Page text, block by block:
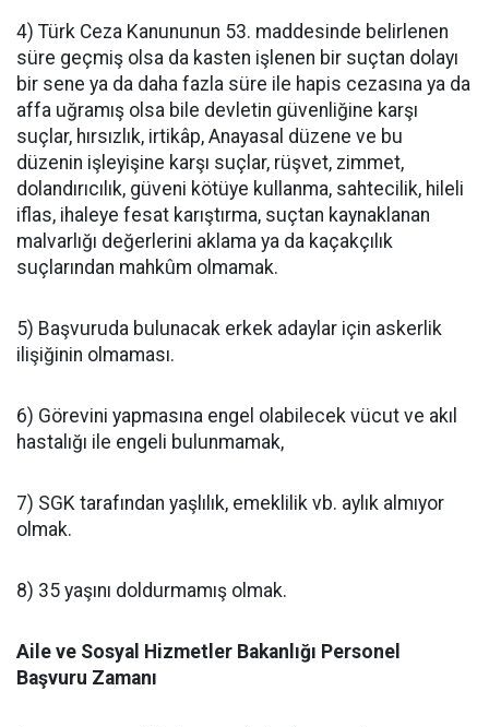
4) Türk Ceza Kanununun 53. maddesinde belirlenen
süre geçmiş olsa da kasten işlenen bir suçtan dolayı
bir sene ya da daha fazla süre ile hapis cezasına ya da
affa uğramış olsa bile devletin güvenliğine karşı
suçlar, hırsızlık, irtikâp, Anayasal düzene ve bu
düzenin işleyişine karşı suçlar, rüşvet, zimmet,
dolandırıcılık, güveni kötüye kullanma, sahtecilik, hileli
iflas, ihaleye fesat karıştırma, suçtan kaynaklanan
malvarlığı değerlerini aklama ya da kaçakçılık
suçlarından mahkûm olmamak.
5) Başvuruda bulunacak erkek adaylar için askerlik
ilişiğinin olmaması.
6) Görevini yapmasına engel olabilecek vücut ve akıl
hastalığı ile engeli bulunmamak,
7) SGK tarafından yaşlılık, emeklilik vb. aylık almıyor
olmak.
8) 35 yaşını doldurmamış olmak.
Aile ve Sosyal Hizmetler Bakanlığı Personel
Başvuru Zamanı